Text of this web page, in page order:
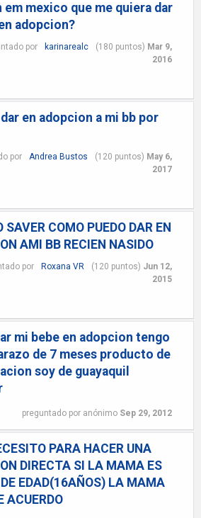
em mexico que me quiera dar
adopcion?
por karinarealc (180 puntos) Mar 9,
2016
en adopcion a mi bb por
por Andrea Bustos (120 puntos) May 6,
2017
SAVER COMO PUEDO DAR EN
AMI BB RECIEN NASIDO
por Roxana VR (120 puntos) Jun 12,
2015
mi bebe en adopcion tengo
de 7 meses producto de
soy de guayaquil
preguntado por anónimo Sep 29, 2012
PARA HACER UNA
DIRECTA SI LA MAMA ES
DE EDAD(16AÑOS) LA MAMA
ACUERDO